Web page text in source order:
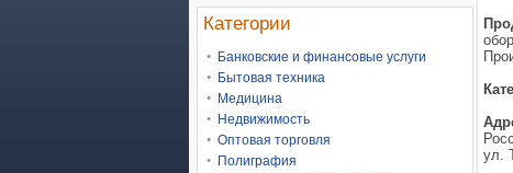
Категории
Банковские и финансовые услуги
Бытовая техника
Медицина
Недвижимость
Оптовая торговля
Полиграфия
ул.